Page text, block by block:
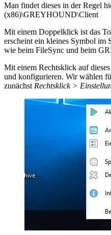
Man findet dieses in der Regel
(x86)\GREYHOUND\Client
Mit einem Doppelklick ist das
erscheint ein kleines Symbol im
wie beim FileSync und beim
Mit einem Rechtsklick auf
und konfigurieren. Wir wählen
zunächst Rechtsklick >